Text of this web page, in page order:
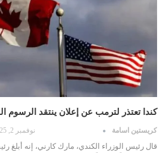
كندا تعتذر لترمب عن إعلان ينتقد الرسوم
كريستين اسامة نوفمبر 2, 2025
قال رئيس الوزراء الكندي، مارك كارني، إنه أبلغ